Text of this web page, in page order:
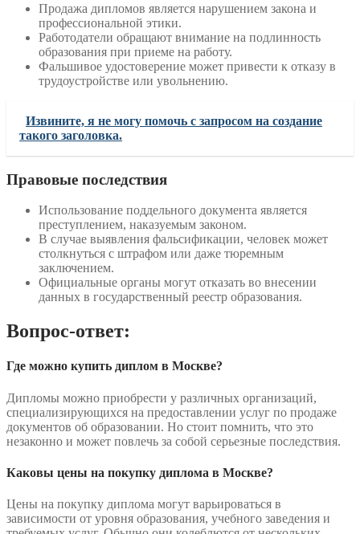
Продажа дипломов является нарушением закона и
профессиональной этики.
Работодатели обращают внимание на подлинность
образования при приеме на работу.
Фальшивое удостоверение может привести к отказу в
трудоустройстве или увольнению.
Извините, я не могу помочь с запросом на создание
такого заголовка.
Правовые последствия
Использование поддельного документа является
преступлением, наказуемым законом.
В случае выявления фальсификации, человек может
столкнуться с штрафом или даже тюремным
заключением.
Официальные органы могут отказать во внесении
данных в государственный реестр образования.
Вопрос-ответ:
Где можно купить диплом в Москве?
Дипломы можно приобрести у различных организаций,
специализирующихся на предоставлении услуг по продаже
документов об образовании. Но стоит помнить, что это
незаконно и может повлечь за собой серьезные последствия.
Каковы цены на покупку диплома в Москве?
Цены на покупку диплома могут варьироваться в
зависимости от уровня образования, учебного заведения и